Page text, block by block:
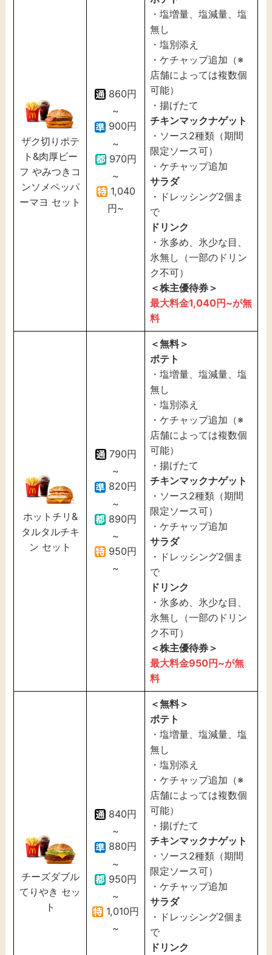
ザク切りポテ
ト&肉厚ビー
フ やみつきコ
ンソメペッパ
ーマヨ セット
860円
~
900円
~
970円
~
1,040
円~
・塩増量、塩減量、塩
無し
・塩別添え
・ケチャップ追加（※
店舗によっては複数個
可能）
・揚げたて
チキンマックナゲット
・ソース2種類（期間
限定ソース可）
・ケチャップ追加
サラダ
・ドレッシング2個ま
で
ドリンク
・氷多め、氷少な目、
氷無し（一部のドリン
ク不可）
＜株主優待券＞
最大料金1,040円~が無
料
ホットチリ&
タルタルチキ
ン セット
790円
~
820円
~
890円
~
950円
~
＜無料＞
ポテト
・塩増量、塩減量、塩
無し
・塩別添え
・ケチャップ追加（※
店舗によっては複数個
可能）
・揚げたて
チキンマックナゲット
・ソース2種類（期間
限定ソース可）
・ケチャップ追加
サラダ
・ドレッシング2個ま
で
ドリンク
・氷多め、氷少な目、
氷無し（一部のドリン
ク不可）
＜株主優待券＞
最大料金950円~が無
料
チーズダブル
てりやき セッ
ト
840円
~
880円
~
950円
~
1,010円
~
＜無料＞
ポテト
・塩増量、塩減量、塩
無し
・塩別添え
・ケチャップ追加（※
店舗によっては複数個
可能）
・揚げたて
チキンマックナゲット
・ソース2種類（期間
限定ソース可）
・ケチャップ追加
サラダ
・ドレッシング2個ま
で
ドリンク